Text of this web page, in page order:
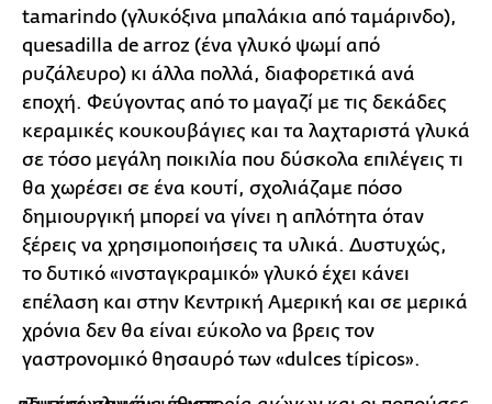
tamarindo (γλυκόξινα μπαλάκια από ταμάρινδο),
quesadilla de arroz (ένα γλυκό ψωμί από
ρυζάλευρο) κι άλλα πολλά, διαφορετικά ανά
εποχή. Φεύγοντας από το μαγαζί με τις δεκάδες
κεραμικές κουκουβάγιες και τα λαχταριστά γλυκά
σε τόσο μεγάλη ποικιλία που δύσκολα επιλέγεις τι
θα χωρέσει σε ένα κουτί, σχολιάζαμε πόσο
δημιουργική μπορεί να γίνει η απλότητα όταν
ξέρεις να χρησιμοποιήσεις τα υλικά. Δυστυχώς,
το δυτικό «ινσταγκραμικό» γλυκό έχει κάνει
επέλαση και στην Κεντρική Αμερική και σε μερικά
χρόνια δεν θα είναι εύκολο να βρεις τον
γαστρονομικό θησαυρό των «dulces típicos».